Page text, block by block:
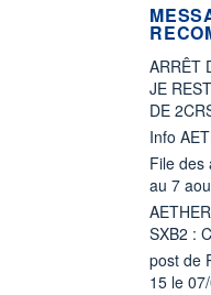
ARRÊT
JE
DE
Info
File des
au 7
SXB2 :
post de
15 le